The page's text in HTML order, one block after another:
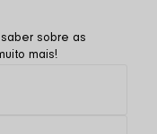
sobre as
mais!